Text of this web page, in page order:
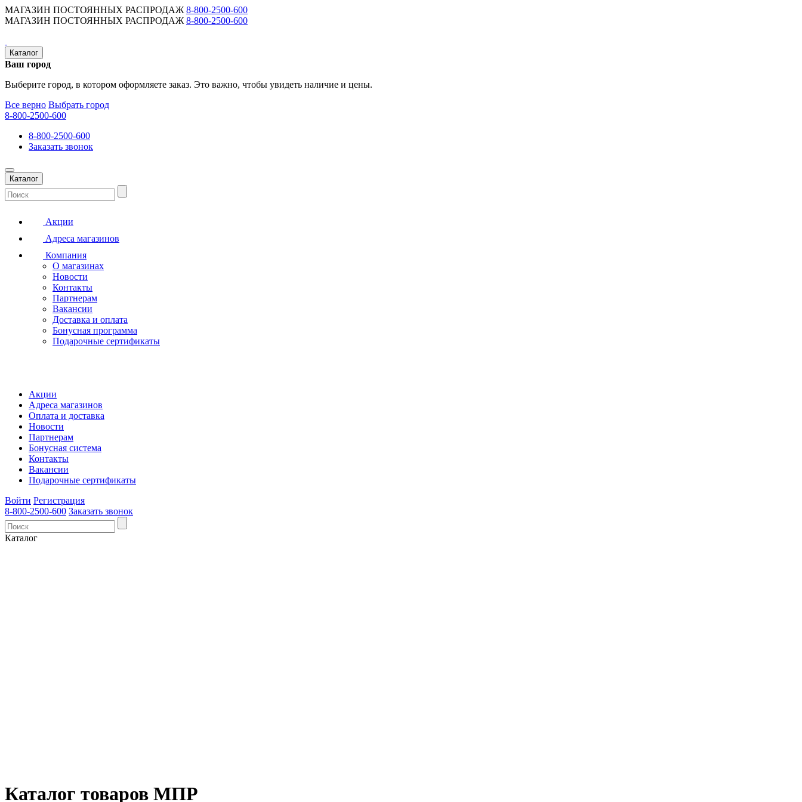
МАГАЗИН ПОСТОЯННЫХ РАСПРОДАЖ 8-800-2500-600
МАГАЗИН ПОСТОЯННЫХ РАСПРОДАЖ 8-800-2500-600
Каталог
Ваш город
Выберите город, в котором оформляете заказ. Это важно, чтобы увидеть наличие и цены.
Все верно Выбрать город
8-800-2500-600
8-800-2500-600
Заказать звонок
Каталог
Акции
Адреса магазинов
Компания
О магазинах
Новости
Контакты
Партнерам
Вакансии
Доставка и оплата
Бонусная программа
Подарочные сертификаты
Акции
Адреса магазинов
Оплата и доставка
Новости
Партнерам
Бонусная система
Контакты
Вакансии
Подарочные сертификаты
Войти Регистрация
8-800-2500-600 Заказать звонок
Каталог
Каталог товаров МПР